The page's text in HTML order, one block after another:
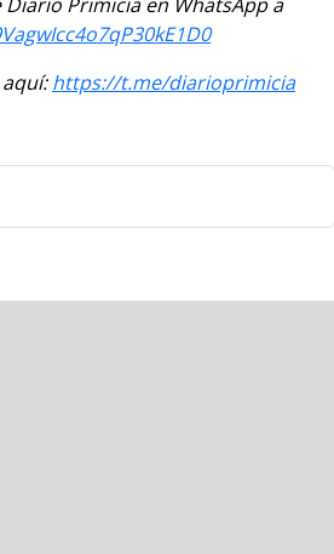
https://t.me/diarioprimicia